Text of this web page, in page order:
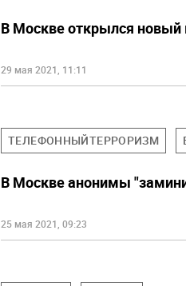
В Москве открылся новый
29 мая 2021, 11:11
ТЕЛЕФОННЫЙТЕРРОРИЗМ
В Москве анонимы
25 мая 2021, 09:23